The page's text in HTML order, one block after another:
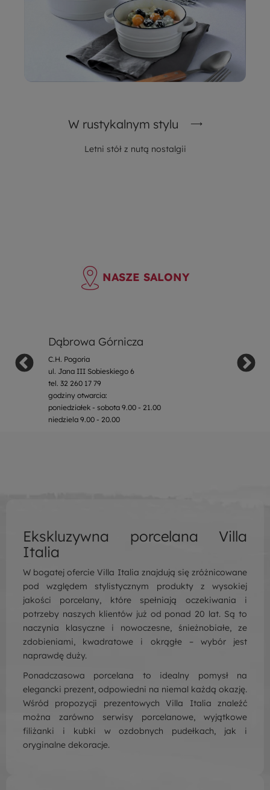
W rustykalnym stylu
Letni stół z nutą nostalgii
NASZE SALONY
Dąbrowa Górnicza
C.H. Pogoria
ul. Jana III Sobieskiego 6
tel. 32 260 17 79
godziny otwarcia:
poniedziałek - sobota 9.00 - 21.00
niedziela 9.00 - 20.00
Ekskluzywna porcelana Villa
Italia
W bogatej ofercie Villa Italia znajdują się zróżnicowane
pod względem stylistycznym produkty z wysokiej
jakości porcelany, które spełniają oczekiwania i
potrzeby naszych klientów już od ponad 20 lat. Są to
naczynia klasyczne i nowoczesne, śnieżnobiałe, ze
zdobieniami, kwadratowe i okrągłe – wybór jest
naprawdę duży.
Ponadczasowa porcelana to idealny pomysł na
elegancki prezent, odpowiedni na niemal każdą okazję.
Wśród propozycji prezentowych Villa Italia znaleźć
można zarówno serwisy porcelanowe, wyjątkowe
filiżanki i kubki w ozdobnych pudełkach, jak i
oryginalne dekoracje.